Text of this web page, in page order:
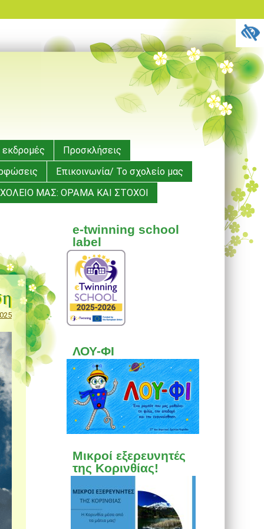
εκδρομές
Προσκλήσεις
Επικοινωνία/ Το σχολείο μας
ΜΑΣ: ΟΡΑΜΑ ΚΑΙ ΣΤΟΧΟΙ
e-twinning school
label
ΛΟΥ-ΦΙ
Μικροί εξερευνητές
της Κορινθίας!